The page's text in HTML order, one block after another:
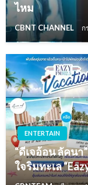
ไหม
CBNT CHANNEL ก
ENTERTAIN
“ดีเจอ้อน ลัคนา
ใจริมทะเล